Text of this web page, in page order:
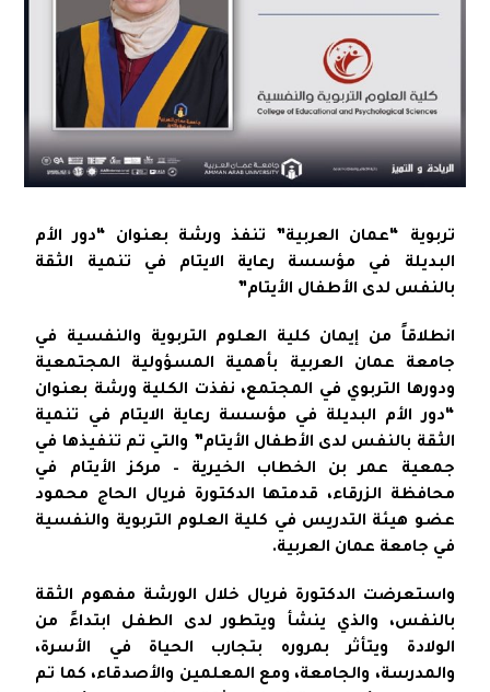
تربوية “عمان العربية” تنفذ ورشة بعنوان “دور الأم
البديلة في مؤسسة رعاية الايتام في تنمية الثقة
بالنفس لدى الأطفال الأيتام”
انطلاقاً من إيمان كلية العلوم التربوية والنفسية في
جامعة عمان العربية بأهمية المسؤولية المجتمعية
ودورها التربوي في المجتمع، نفذت الكلية ورشة بعنوان
“دور الأم البديلة في مؤسسة رعاية الايتام في تنمية
الثقة بالنفس لدى الأطفال الأيتام” والتي تم تنفيذها في
جمعية عمر بن الخطاب الخيرية – مركز الأيتام في
محافظة الزرقاء، قدمتها الدكتورة فريال الحاج محمود
عضو هيئة التدريس في كلية العلوم التربوية والنفسية
في جامعة عمان العربية.
واستعرضت الدكتورة فريال خلال الورشة مفهوم الثقة
بالنفس، والذي ينشأ ويتطور لدى الطفل ابتداءً من
الولادة ويتأثر بمروره بتجارب الحياة في الأسرة،
والمدرسة، والجامعة، ومع المعلمين والأصدقاء، كما تم